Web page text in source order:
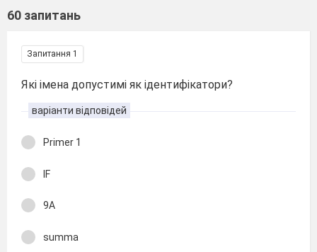
60 запитань
Запитання 1
Які імена допустимі як ідентифікатори?
варіанти відповідей
Primer 1
IF
9A
summa